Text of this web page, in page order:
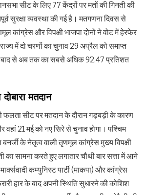
सीट के लिए 77 केंद्रों पर मतों की गिनती की
सुरक्षा व्यवस्था की गई है। मतगणना दिवस से
कांग्रेस और विपक्षी भाजपा दोनों ने वोट में हेरफेर
में दो चरणों का चुनाव 29 अप्रैल को समाप्त
से अब तक का सबसे अधिक 92.47 प्रतिशत
मतदान
फलता सीट पर मतदान के दौरान गड़बड़ी के कारण
वहां 21 मई को नए सिरे से चुनाव होगा। पश्चिम
के नेतृत्व वाली तृणमूल कांग्रेस मुख्य विपक्षी
का सामना करते हुए लगातार चौथी बार सत्ता में आने
कम्युनिस्ट पार्टी (माकपा) और कांग्रेस
हार के बाद अपनी स्थिति सुधारने की कोशिश